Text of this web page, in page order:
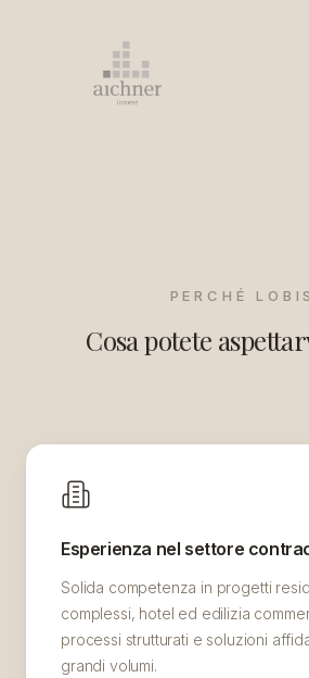
PERCHÉ LOBIS
Cosa potete
Esperienza nel settore
Solida competenza in progetti
complessi, hotel ed edilizia
processi strutturati e soluzioni
grandi volumi.